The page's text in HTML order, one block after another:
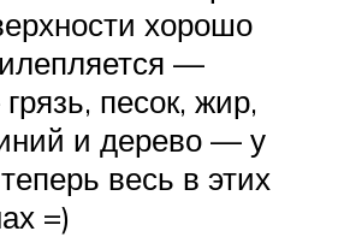
хорошо
—
песок, жир,
и дерево — у
весь в этих
=)